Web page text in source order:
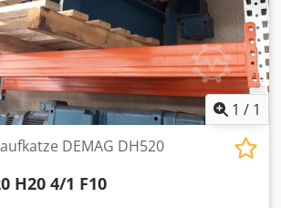
1 / 1
DEMAG DH520
H20 4/1 F10